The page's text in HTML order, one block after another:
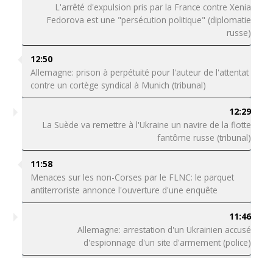
L'arrêté d'expulsion pris par la France contre Xenia
Fedorova est une "persécution politique" (diplomatie
russe)
12:50
Allemagne: prison à perpétuité pour l'auteur de l'attentat
contre un cortège syndical à Munich (tribunal)
12:29
La Suède va remettre à l'Ukraine un navire de la flotte
fantôme russe (tribunal)
11:58
Menaces sur les non-Corses par le FLNC: le parquet
antiterroriste annonce l'ouverture d'une enquête
11:46
Allemagne: arrestation d'un Ukrainien accusé
d'espionnage d'un site d'armement (police)